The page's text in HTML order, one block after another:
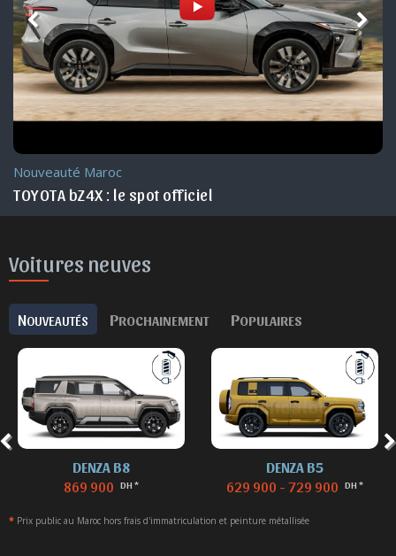
Nouveauté Maroc
TOYOTA bZ4X : le spot officiel
Voitures neuves
NOUVEAUTÉS PROCHAINEMENT POPULAIRES
DENZA B8
869 900 DH *
DENZA B5
629 900 - 729 900 DH *
* Prix public au Maroc hors frais d'immatriculation et peinture métallisée